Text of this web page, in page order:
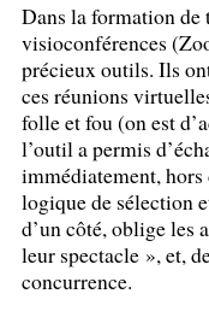
Dans la formation de
visioconférences
précieux outils. Ils
ces réunions
folle et fou (on est
l’outil a permis
immédiatement,
logique de sélection
d’un côté, oblige les
leur spectacle », et,
concurrence.